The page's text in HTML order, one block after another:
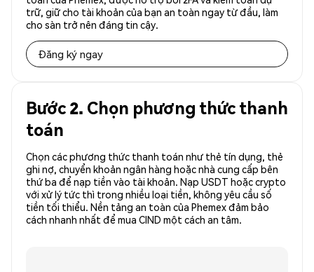
trữ, giữ cho tài khoản của bạn an toàn ngay từ đầu, làm
cho sàn trở nên đáng tin cậy.
Đăng ký ngay
Bước 2. Chọn phương thức thanh
toán
Chọn các phương thức thanh toán như thẻ tín dụng, thẻ
ghi nợ, chuyển khoản ngân hàng hoặc nhà cung cấp bên
thứ ba để nạp tiền vào tài khoản. Nạp USDT hoặc crypto
với xử lý tức thì trong nhiều loại tiền, không yêu cầu số
tiền tối thiểu. Nền tảng an toàn của Phemex đảm bảo
cách nhanh nhất để mua CIND một cách an tâm.